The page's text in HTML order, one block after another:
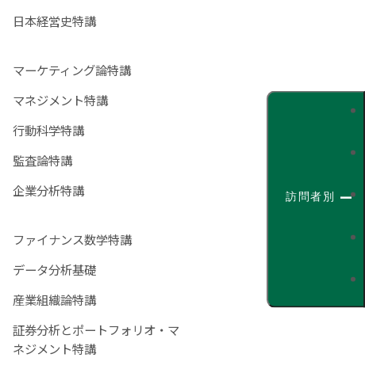
訪問者別
日本経営史特講
マーケティング論特講
マネジメント特講
行動科学特講
監査論特講
企業分析特講
ファイナンス数学特講
データ分析基礎
産業組織論特講
証券分析とポートフォリオ・マ
ネジメント特講